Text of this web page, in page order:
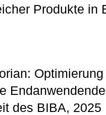
Produkte in
des BIBA, 2025